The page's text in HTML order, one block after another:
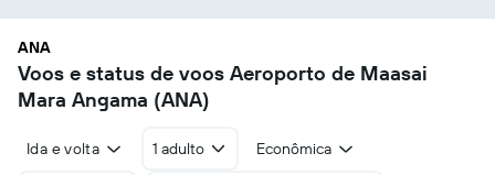
ANA
Voos e status de voos Aeroporto de Maasai
Mara Angama (ANA)
Ida e volta 1 adulto Econômica